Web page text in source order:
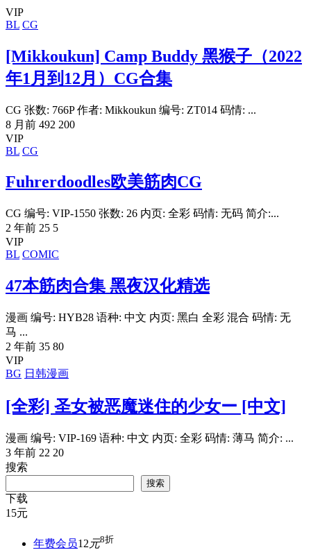
VIP
BL CG
[Mikkoukun] Camp Buddy 黑猴子（2022
年1月到12月）CG合集
CG 张数: 766P 作者: Mikkoukun 编号: ZT014 码情: ...
8 月前 492 200
VIP
BL CG
Fuhrerdoodles欧美筋肉CG
CG 编号: VIP-1550 张数: 26 内页: 全彩 码情: 无码 简介:...
2 年前 25 5
VIP
BL COMIC
47本筋肉合集 黑夜汉化精选
漫画 编号: HYB28 语种: 中文 内页: 黑白 全彩 混合 码情: 无
马 ...
2 年前 35 80
VIP
BG 日韩漫画
[全彩] 圣女被恶魔迷住的少女ー [中文]
漫画 编号: VIP-169 语种: 中文 内页: 全彩 码情: 薄马 简介: ...
3 年前 22 20
搜索
搜索
下载
15元
年费会员12 元8折